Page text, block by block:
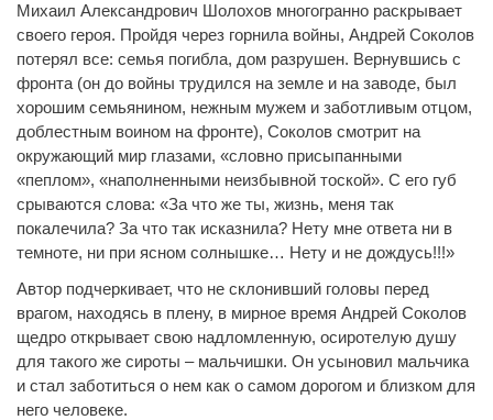
Михаил Александрович Шолохов многогранно раскрывает
своего героя. Пройдя через горнила войны, Андрей Соколов
потерял все: семья погибла, дом разрушен. Вернувшись с
фронта (он до войны трудился на земле и на заводе, был
хорошим семьянином, нежным мужем и заботливым отцом,
доблестным воином на фронте), Соколов смотрит на
окружающий мир глазами, «словно присыпанными
«пеплом», «наполненными неизбывной тоской». С его губ
срываются слова: «За что же ты, жизнь, меня так
покалечила? За что так исказнила? Нету мне ответа ни в
темноте, ни при ясном солнышке… Нету и не дождусь!!!»
Автор подчеркивает, что не склонивший головы перед
врагом, находясь в плену, в мирное время Андрей Соколов
щедро открывает свою надломленную, осиротелую душу
для такого же сироты – мальчишки. Он усыновил мальчика
и стал заботиться о нем как о самом дорогом и близком для
него человеке.